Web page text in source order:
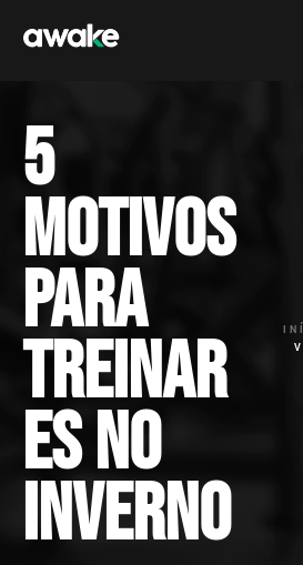
5
motivos
para
treinar
es no
inverno